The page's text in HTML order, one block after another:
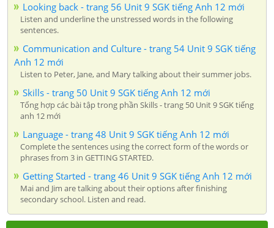
Looking back - trang 56 Unit 9 SGK tiếng Anh 12 mới
Listen and underline the unstressed words in the following
sentences.
Communication and Culture - trang 54 Unit 9 SGK tiếng
Anh 12 mới
Listen to Peter, Jane, and Mary talking about their summer jobs.
Skills - trang 50 Unit 9 SGK tiếng Anh 12 mới
Tổng hợp các bài tập trong phần Skills - trang 50 Unit 9 SGK tiếng
anh 12 mới
Language - trang 48 Unit 9 SGK tiếng Anh 12 mới
Complete the sentences using the correct form of the words or
phrases from 3 in GETTING STARTED.
Getting Started - trang 46 Unit 9 SGK tiếng Anh 12 mới
Mai and Jim are talking about their options after finishing
secondary school. Listen and read.